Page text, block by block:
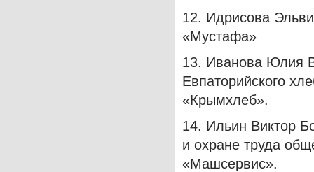
12. Идрисова
«Мустафа»
13. Иванова Юлия
Евпаторийского
«Крымхлеб».
14. Ильин Виктор
и охране труда
«Машсервис».